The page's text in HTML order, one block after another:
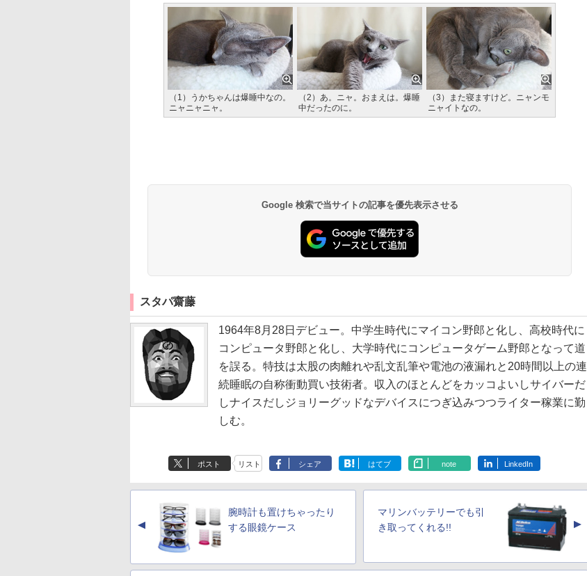
（1）うかちゃんは爆睡中なの。
ニャニャニャ。
（2）あ。ニャ。おまえは。爆睡
中だったのに。
（3）また寝ますけど。ニャンモ
ニャイトなの。
Google 検索で当サイトの記事を優先表示させる
スタパ齋藤
1964年8月28日デビュー。中学生時代にマイコン野郎と化し、高校時代に
コンピュータ野郎と化し、大学時代にコンピュータゲーム野郎となって道
を誤る。特技は太股の肉離れや乱文乱筆や電池の液漏れと20時間以上の連
続睡眠の自称衝動買い技術者。収入のほとんどをカッコよいしサイバーだ
しナイスだしジョリーグッドなデバイスにつぎ込みつつライター稼業に勤
しむ。
ポスト リスト シェア はてブ note LinkedIn
▲
腕時計も置けちゃったり
する眼鏡ケース
マリンバッテリーでも引
き取ってくれる!!
▲